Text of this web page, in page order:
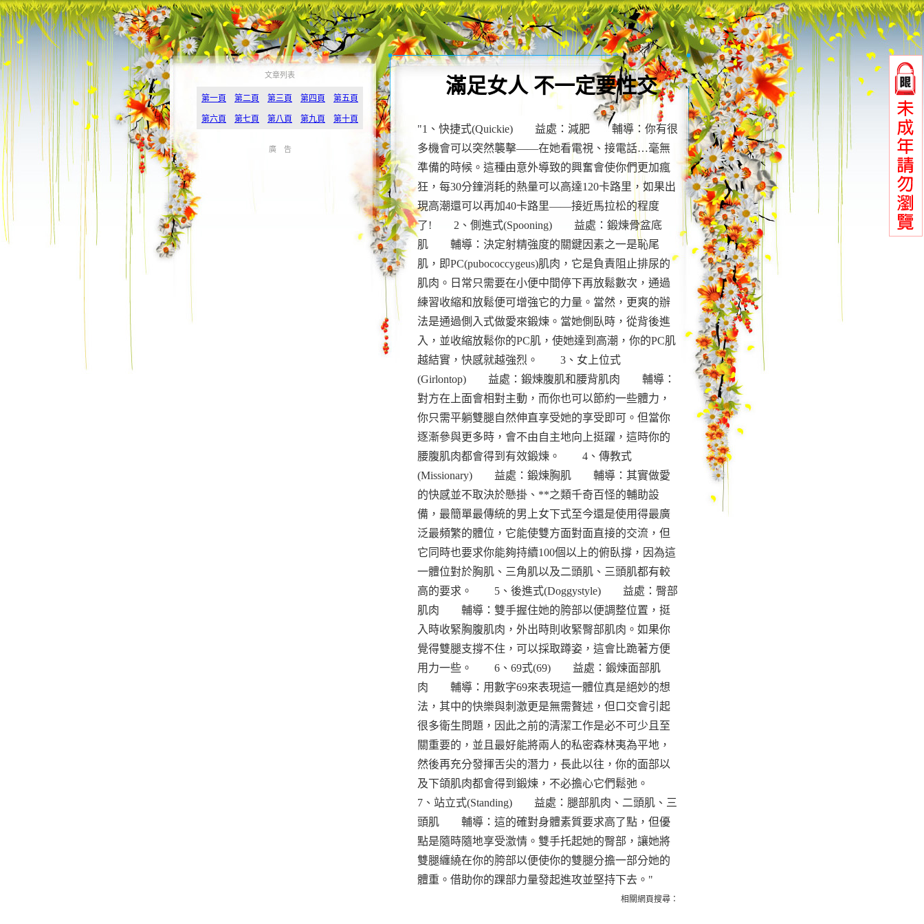
文章列表
第一頁 第二頁 第三頁 第四頁 第五頁
第六頁 第七頁 第八頁 第九頁 第十頁
廣 告
滿足女人 不一定要性交
"1、快捷式(Quickie) 益處：減肥 輔導：你有很
多機會可以突然襲擊——在她看電視、接電話…毫無
準備的時候。這種由意外導致的興奮會使你們更加瘋
狂，每30分鐘消耗的熱量可以高達120卡路里，如果出
現高潮還可以再加40卡路里——接近馬拉松的程度
了! 2、側進式(Spooning) 益處：鍛煉骨盆底
肌 輔導：決定射精強度的關鍵因素之一是恥尾
肌，即PC(pubococcygeus)肌肉，它是負責阻止排尿的
肌肉。日常只需要在小便中間停下再放鬆數次，通過
練習收縮和放鬆便可增強它的力量。當然，更爽的辦
法是通過側入式做愛來鍛煉。當她側臥時，從背後進
入，並收縮放鬆你的PC肌，使她達到高潮，你的PC肌
越結實，快感就越強烈。 3、女上位式
(Girlontop) 益處：鍛煉腹肌和腰背肌肉 輔導：
對方在上面會相對主動，而你也可以節約一些體力，
你只需平躺雙腿自然伸直享受她的享受即可。但當你
逐漸參與更多時，會不由自主地向上挺躍，這時你的
腰腹肌肉都會得到有效鍛煉。 4、傳教式
(Missionary) 益處：鍛煉胸肌 輔導：其實做愛
的快感並不取決於懸掛、**之類千奇百怪的輔助設
備，最簡單最傳統的男上女下式至今還是使用得最廣
泛最頻繁的體位，它能使雙方面對面直接的交流，但
它同時也要求你能夠持續100個以上的俯臥撐，因為這
一體位對於胸肌、三角肌以及二頭肌、三頭肌都有較
高的要求。 5、後進式(Doggystyle) 益處：臀部
肌肉 輔導：雙手握住她的胯部以便調整位置，挺
入時收緊胸腹肌肉，外出時則收緊臀部肌肉。如果你
覺得雙腿支撐不住，可以採取蹲姿，這會比跪著方便
用力一些。 6、69式(69) 益處：鍛煉面部肌
肉 輔導：用數字69來表現這一體位真是絕妙的想
法，其中的快樂與刺激更是無需贅述，但口交會引起
很多衛生問題，因此之前的清潔工作是必不可少且至
關重要的，並且最好能將兩人的私密森林夷為平地，
然後再充分發揮舌尖的潛力，長此以往，你的面部以
及下頜肌肉都會得到鍛煉，不必擔心它們鬆弛。
7、站立式(Standing) 益處：腿部肌肉、二頭肌、三
頭肌 輔導：這的確對身體素質要求高了點，但優
點是隨時隨地享受激情。雙手托起她的臀部，讓她將
雙腿纏繞在你的胯部以便使你的雙腿分擔一部分她的
體重。借助你的踝部力量發起進攻並堅持下去。"
相關網頁搜尋：